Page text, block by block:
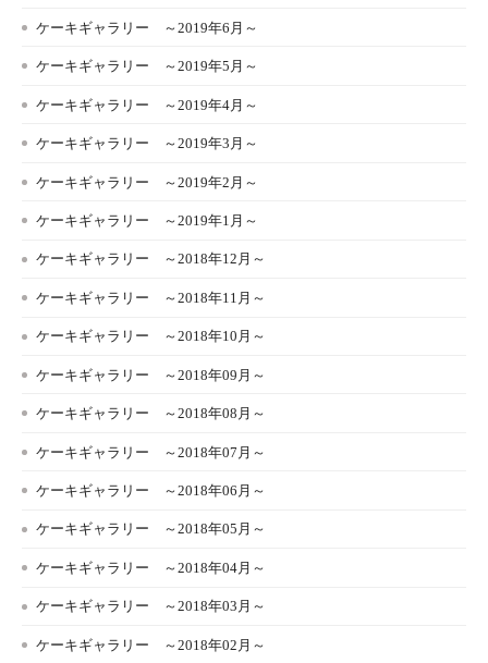
ケーキギャラリー ～2019年6月～
ケーキギャラリー ～2019年5月～
ケーキギャラリー ～2019年4月～
ケーキギャラリー ～2019年3月～
ケーキギャラリー ～2019年2月～
ケーキギャラリー ～2019年1月～
ケーキギャラリー ～2018年12月～
ケーキギャラリー ～2018年11月～
ケーキギャラリー ～2018年10月～
ケーキギャラリー ～2018年09月～
ケーキギャラリー ～2018年08月～
ケーキギャラリー ～2018年07月～
ケーキギャラリー ～2018年06月～
ケーキギャラリー ～2018年05月～
ケーキギャラリー ～2018年04月～
ケーキギャラリー ～2018年03月～
ケーキギャラリー ～2018年02月～